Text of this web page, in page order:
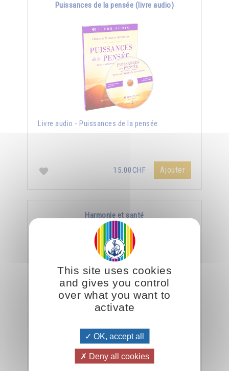
Puissances de la pensée (livre audio)
Livre audio - Puissances de la pensée
15.00CHF Ajouter
Harmonie et santé
La meilleure arme contre la maladie, c’est
This site uses cookies
and gives you control
over what you want to
activate
OK, accept all
Deny all cookies